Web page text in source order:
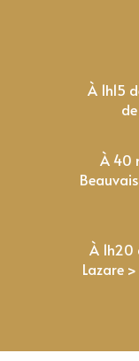
À 1h15 de Paris, 1h de Rouen, 40 mn
À 40 mn de l'aéroport de Paris
À 1h20 depuis la gare Paris Saint-
Lazare